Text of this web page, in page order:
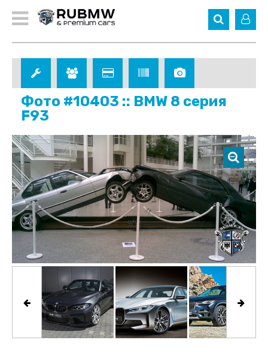
Фото #10403 :: BMW 8 серия
F93